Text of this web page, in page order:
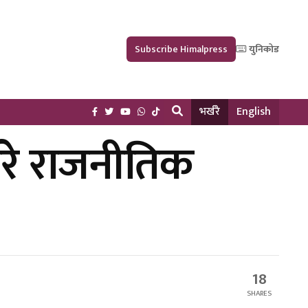
Subscribe Himalpress युनिकोड
भर्खरै English
राजनीतिक
18
SHARES